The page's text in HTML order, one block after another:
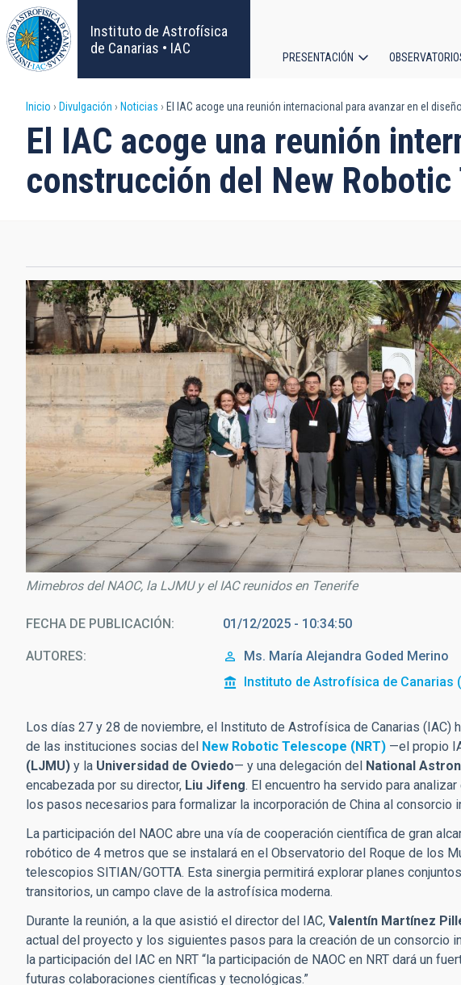
Pasar
al
contenido
principal
Instituto de Astrofísica
de Canarias • IAC
principal
PRESENTACIÓN
Sobrescribir
enlaces
de
a
la
navegación
Inicio Divulgación Noticias El IAC acoge una reunión internacional para avanzar en el
El IAC acoge una reunión
construcción del New Robotic
Mimebros del NAOC, la LJMU y el IAC reunidos en Tenerife
FECHA DE PUBLICACIÓN 01/12/2025 - 10:34:50
AUTORES Ms. María Alejandra Goded Merino
Instituto de Astrofísica de Canarias
Los días 27 y 28 de noviembre, el Instituto de Astrofísica de Canarias (IAC)
de las instituciones socias del
New Robotic Telescope (NRT) —el propio
(LJMU) y la Universidad de Oviedo— y una delegación del
National
encabezada por su director, Liu Jifeng. El encuentro ha servido para
los pasos necesarios para formalizar la incorporación de China al consorcio
La participación del NAOC abre una vía de cooperación científica de gran
robótico de 4 metros que se instalará en el Observatorio del Roque de los
telescopios SITIAN/GOTTA. Esta sinergia permitirá explorar planes
transitorios, un campo clave de la astrofísica moderna.
Durante la reunión, a la que asistió el director del IAC, Valentín Martínez
actual del proyecto y los siguientes pasos para la creación de un consorcio
la participación del IAC en NRT “la participación de NAOC en NRT dará un
futuras colaboraciones científicas y tecnológicas.”